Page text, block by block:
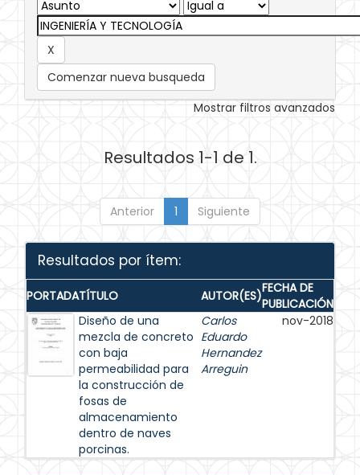
Comenzar nueva busqueda
Mostrar filtros avanzados
Resultados 1-1 de 1.
Anterior 1 Siguiente
Resultados por ítem:
PORTADATÍTULO AUTOR(ES)FECHA DE
PUBLICACIÓN
Diseño de una
mezcla de concreto
con baja
permeabilidad para
la construcción de
fosas de
almacenamiento
dentro de naves
porcinas.
Carlos
Eduardo
Hernandez
Arreguin
nov-2018